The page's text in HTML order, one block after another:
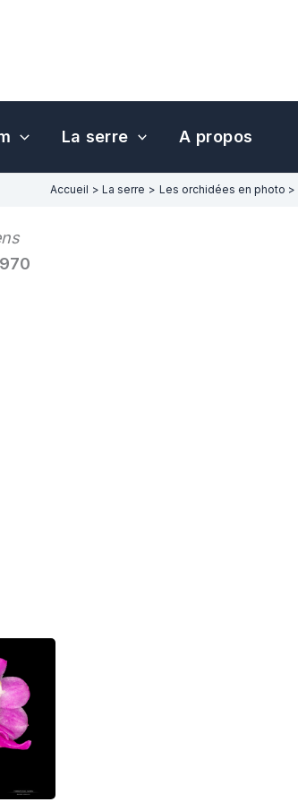
La serre A propos
Accueil La serre Les orchidées en photo